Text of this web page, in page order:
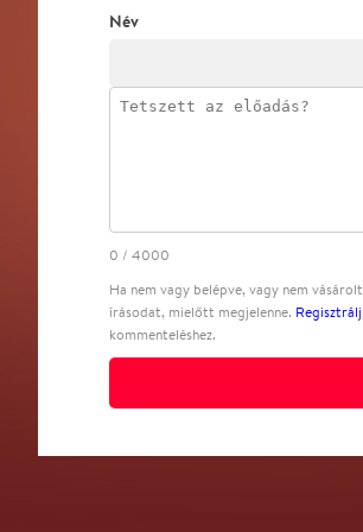
Név
0 / 4000
Ha nem vagy belépve, vagy nem
írásodat, mielőtt megjelenne.
kommenteléshez.